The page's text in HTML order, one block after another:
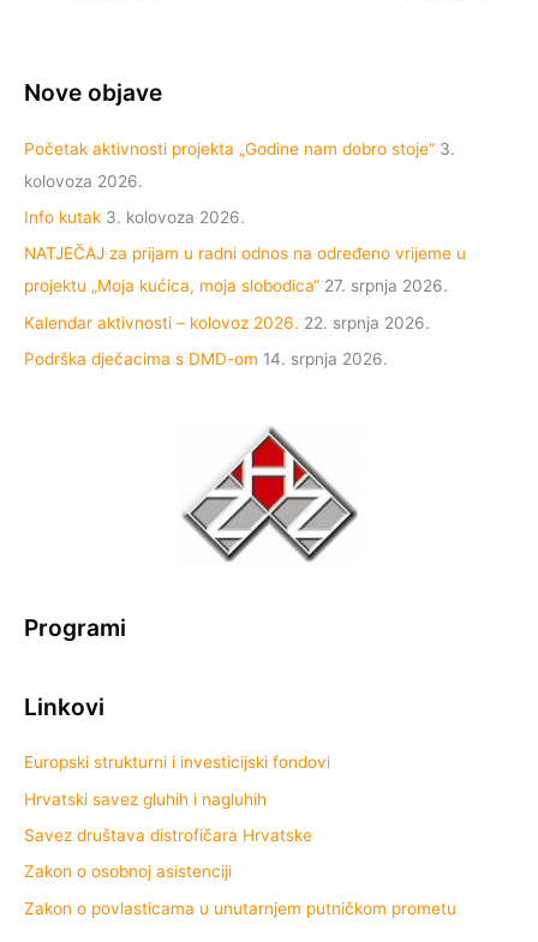
Nove objave
Početak aktivnosti projekta „Godine nam dobro stoje“ 3.
kolovoza 2026.
Info kutak 3. kolovoza 2026.
NATJEČAJ za prijam u radni odnos na određeno vrijeme u
projektu „Moja kućica, moja slobodica“ 27. srpnja 2026.
Kalendar aktivnosti – kolovoz 2026. 22. srpnja 2026.
Podrška dječacima s DMD-om 14. srpnja 2026.
Programi
Linkovi
Europski strukturni i investicijski fondovi
Hrvatski savez gluhih i nagluhih
Savez društava distrofičara Hrvatske
Zakon o osobnoj asistenciji
Zakon o povlasticama u unutarnjem putničkom prometu